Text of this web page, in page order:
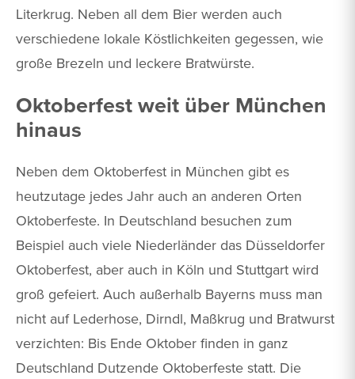
Literkrug. Neben all dem Bier werden auch
verschiedene lokale Köstlichkeiten gegessen, wie
große Brezeln und leckere Bratwürste.
Oktoberfest weit über München
hinaus
Neben dem Oktoberfest in München gibt es
heutzutage jedes Jahr auch an anderen Orten
Oktoberfeste. In Deutschland besuchen zum
Beispiel auch viele Niederländer das Düsseldorfer
Oktoberfest, aber auch in Köln und Stuttgart wird
groß gefeiert. Auch außerhalb Bayerns muss man
nicht auf Lederhose, Dirndl, Maßkrug und Bratwurst
verzichten: Bis Ende Oktober finden in ganz
Deutschland Dutzende Oktoberfeste statt. Die